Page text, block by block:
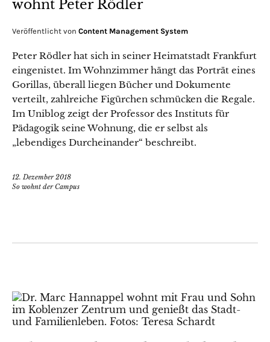
wohnt Peter Rödler
Veröffentlicht von Content Management System
Peter Rödler hat sich in seiner Heimatstadt Frankfurt
eingenistet. Im Wohnzimmer hängt das Porträt eines
Gorillas, überall liegen Bücher und Dokumente
verteilt, zahlreiche Figürchen schmücken die Regale.
Im Uniblog zeigt der Professor des Instituts für
Pädagogik seine Wohnung, die er selbst als
„lebendiges Durcheinander“ beschreibt.
12. Dezember 2018
So wohnt der Campus